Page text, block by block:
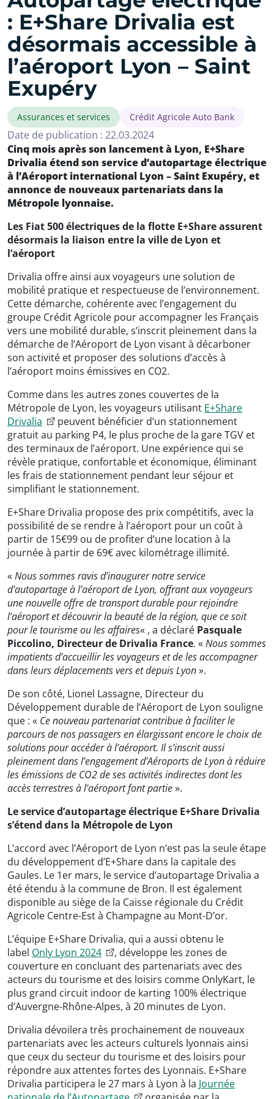
: E+Share Drivalia est
désormais accessible à
l’aéroport Lyon – Saint
Exupéry
Assurances et services Crédit Agricole Auto Bank
Date de publication : 22.03.2024
Cinq mois après son lancement à Lyon, E+Share
Drivalia étend son service d’autopartage électrique
à l’Aéroport international Lyon – Saint Exupéry, et
annonce de nouveaux partenariats dans la
Métropole lyonnaise.
Les Fiat 500 électriques de la flotte E+Share assurent
désormais la liaison entre la ville de Lyon et
l’aéroport
Drivalia offre ainsi aux voyageurs une solution de
mobilité pratique et respectueuse de l’environnement.
Cette démarche, cohérente avec l’engagement du
groupe Crédit Agricole pour accompagner les Français
vers une mobilité durable, s’inscrit pleinement dans la
démarche de l’Aéroport de Lyon visant à décarboner
son activité et proposer des solutions d’accès à
l’aéroport moins émissives en CO2.
Comme dans les autres zones couvertes de la
Métropole de Lyon, les voyageurs utilisant E+Share
Drivalia
peuvent bénéficier d’un stationnement
gratuit au parking P4, le plus proche de la gare TGV et
des terminaux de l’aéroport. Une expérience qui se
révèle pratique, confortable et économique, éliminant
les frais de stationnement pendant leur séjour et
simplifiant le stationnement.
E+Share Drivalia propose des prix compétitifs, avec la
possibilité de se rendre à l’aéroport pour un coût à
partir de 15€99 ou de profiter d’une location à la
journée à partir de 69€ avec kilométrage illimité.
«Nous sommes ravis d’inaugurer notre service
d’autopartage à l’aéroport de Lyon, offrant aux voyageurs
une nouvelle offre de transport durable pour rejoindre
l’aéroport et découvrir la beauté de la région, que ce soit
pour le tourisme ou les affaires« , a déclaré Pasquale
Piccolino, Directeur de Drivalia France. «Nous sommes
impatients d’accueillir les voyageurs et de les accompagner
dans leurs déplacements vers et depuis Lyon».
De son côté, Lionel Lassagne, Directeur du
Développement durable de l’Aéroport de Lyon souligne
que : « Ce nouveau partenariat contribue à faciliter le
parcours de nos passagers en élargissant encore le choix de
solutions pour accéder à l’aéroport. Il s’inscrit aussi
pleinement dans l’engagement d’Aéroports de Lyon à réduire
les émissions de CO2 de ses activités indirectes dont les
accès terrestres à l’aéroport font partie».
Le service d’autopartage électrique E+Share Drivalia
s’étend dans la Métropole de Lyon
L’accord avec l’Aéroport de Lyon n’est pas la seule étape
du développement d’E+Share dans la capitale des
Gaules. Le 1er mars, le service d’autopartage Drivalia a
été étendu à la commune de Bron. Il est également
disponible au siège de la Caisse régionale du Crédit
Agricole Centre-Est à Champagne au Mont-D’or.
L’équipe E+Share Drivalia, qui a aussi obtenu le
label Only Lyon 2024
, développe les zones de
couverture en concluant des partenariats avec des
acteurs du tourisme et des loisirs comme OnlyKart, le
plus grand circuit indoor de karting 100% électrique
d’Auvergne-Rhône-Alpes, à 20 minutes de Lyon.
Drivalia dévoilera très prochainement de nouveaux
partenariats avec les acteurs culturels lyonnais ainsi
que ceux du secteur du tourisme et des loisirs pour
répondre aux attentes fortes des Lyonnais. E+Share
Drivalia participera le 27 mars à Lyon à la Journée